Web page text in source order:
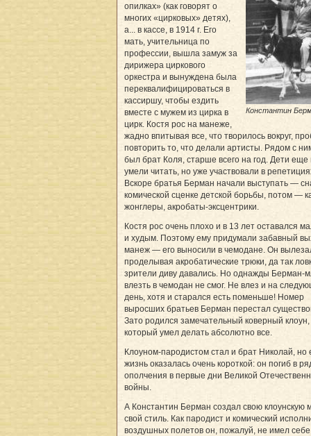
Константин
опилках» (как говорят о
многих «цирковых» детях),
а... в кассе, в 1914 г. Его
мать, учительница по
профессии, вышла замуж за
дирижера циркового
оркестра и вынуждена была
переквалифицироваться в
кассиршу, чтобы ездить
вместе с мужем из цирка в
цирк. Костя рос на манеже,
жадно впитывая все, что творилось вокруг,
повторить то, что делали артисты. Рядом с
был брат Коля, старше всего на год. Дети еще
умели читать, но уже участвовали в
Вскоре братья Берман начали выступать —
комической сценке детской борьбы, потом —
жонглеры, акробаты-эксцентрики.
Костя рос очень плохо и в 13 лет оставался
и худым. Поэтому ему придумали забавный
манеж — его выносили в чемодане. Он
проделывая акробатические трюки, да так
зрители диву давались. Но однажды Берман-
влезть в чемодан не смог. Не влез и на
день, хотя и старался есть поменьше! Номер
выросших братьев Берман перестал
Зато родился замечательный коверный клоун,
который умел делать абсолютно все.
Клоуном-пародистом стал и брат Николай, но
жизнь оказалась очень короткой: он погиб в
ополчения в первые дни Великой
войны.
А Константин Берман создал свою клоунскую
свой стиль. Как пародист и комический
воздушных полетов он, пожалуй, не имел